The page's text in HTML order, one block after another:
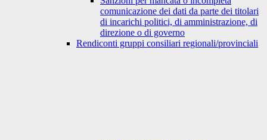
comunicazione dei dati da parte dei titolari
di incarichi politici, di amministrazione, di
direzione o di governo
Rendiconti gruppi consiliari regionali/provinciali